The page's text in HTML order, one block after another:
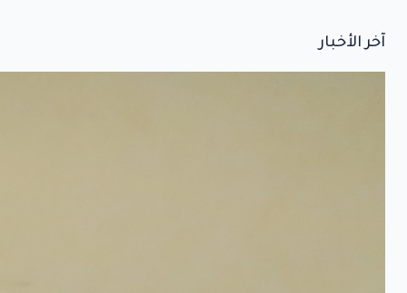
آخر الأخبار